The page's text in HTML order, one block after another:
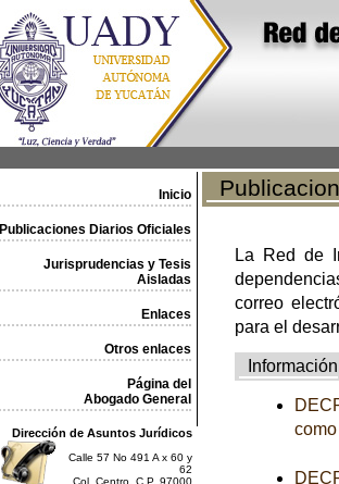
Inicio
Publicaciones Diarios Oficiales
Jurisprudencias y Tesis
Aisladas
Enlaces
Otros enlaces
Página del
Abogado General
Dirección de Asuntos Jurídicos
Calle 57 No 491 A x 60 y
62
Col. Centro, C.P. 97000
La Red de
correo
para el
Información